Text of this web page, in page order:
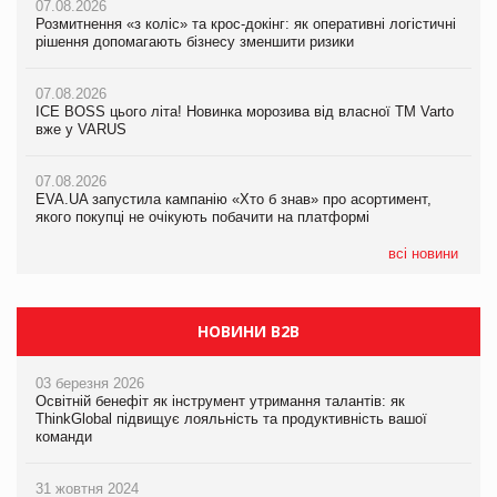
07.08.2026
Розмитнення «з коліс» та крос-докінг: як оперативні логістичні
рішення допомагають бізнесу зменшити ризики
07.08.2026
ICE BOSS цього літа! Новинка морозива від власної ТМ Varto
вже у VARUS
07.08.2026
EVA.UA запустила кампанію «Хто б знав» про асортимент,
якого покупці не очікують побачити на платформі
всі новини
07.08.2026
EVA.UA запустила кампанію «Хто б знав» про асортимент,
06.08.2026
Смачна новинка для хвостатих: у VARUS з’явилися паучі
05.08.2026
Мережа супермаркетів VARUS купує мережу магазинів
07.08.2026
Kraft Heinz скоротила збиток у першому півріччі
Продажі Hugo Boss впали на 9%
НОВИНИ B2B
03 березня 2026
Освітній бенефіт як інструмент утримання талантів: як
ThinkGlobal підвищує лояльність та продуктивність вашої
команди
31 жовтня 2024